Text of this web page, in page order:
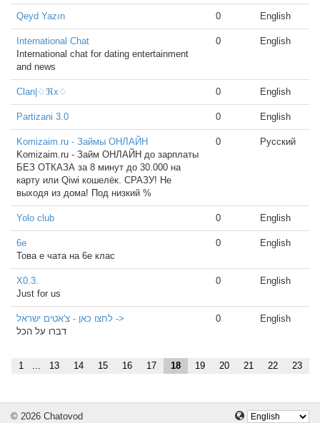
Qeyd Yazın 0 English
International Chat
International chat for dating entertainment
and news
0 English
Clan|♢ℜx♢ 0 English
Partizani 3.0 0 English
Komizaim.ru - Займы ОНЛАЙН
Komizaim.ru - Займ ОНЛАЙН до зарплаты
БЕЗ ОТКАЗА за 8 минут до 30.000 на
карту или Qiwi кошелёк. СРАЗУ! Не
выходя из дома! Под низкий %
0 Русский
Yolo club 0 English
6e
Това е чата на 6е клас
0 English
X0.3.
Just for us
0 English
לחצו כאן - צ'אטים ישראל ->
דברו על הכל
0 English
1 ... 13 14 15 16 17 18 19 20 21 22 23
© 2026 Chatovod